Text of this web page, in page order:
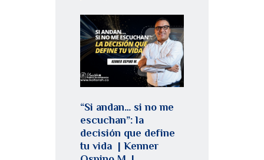
“Si andan… si no me
escuchan”: la
decisión que define
tu vida | Kenner